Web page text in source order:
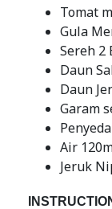
Tomat
Gula
Sereh 2
Daun
Daun
Garam
Air
Jeruk